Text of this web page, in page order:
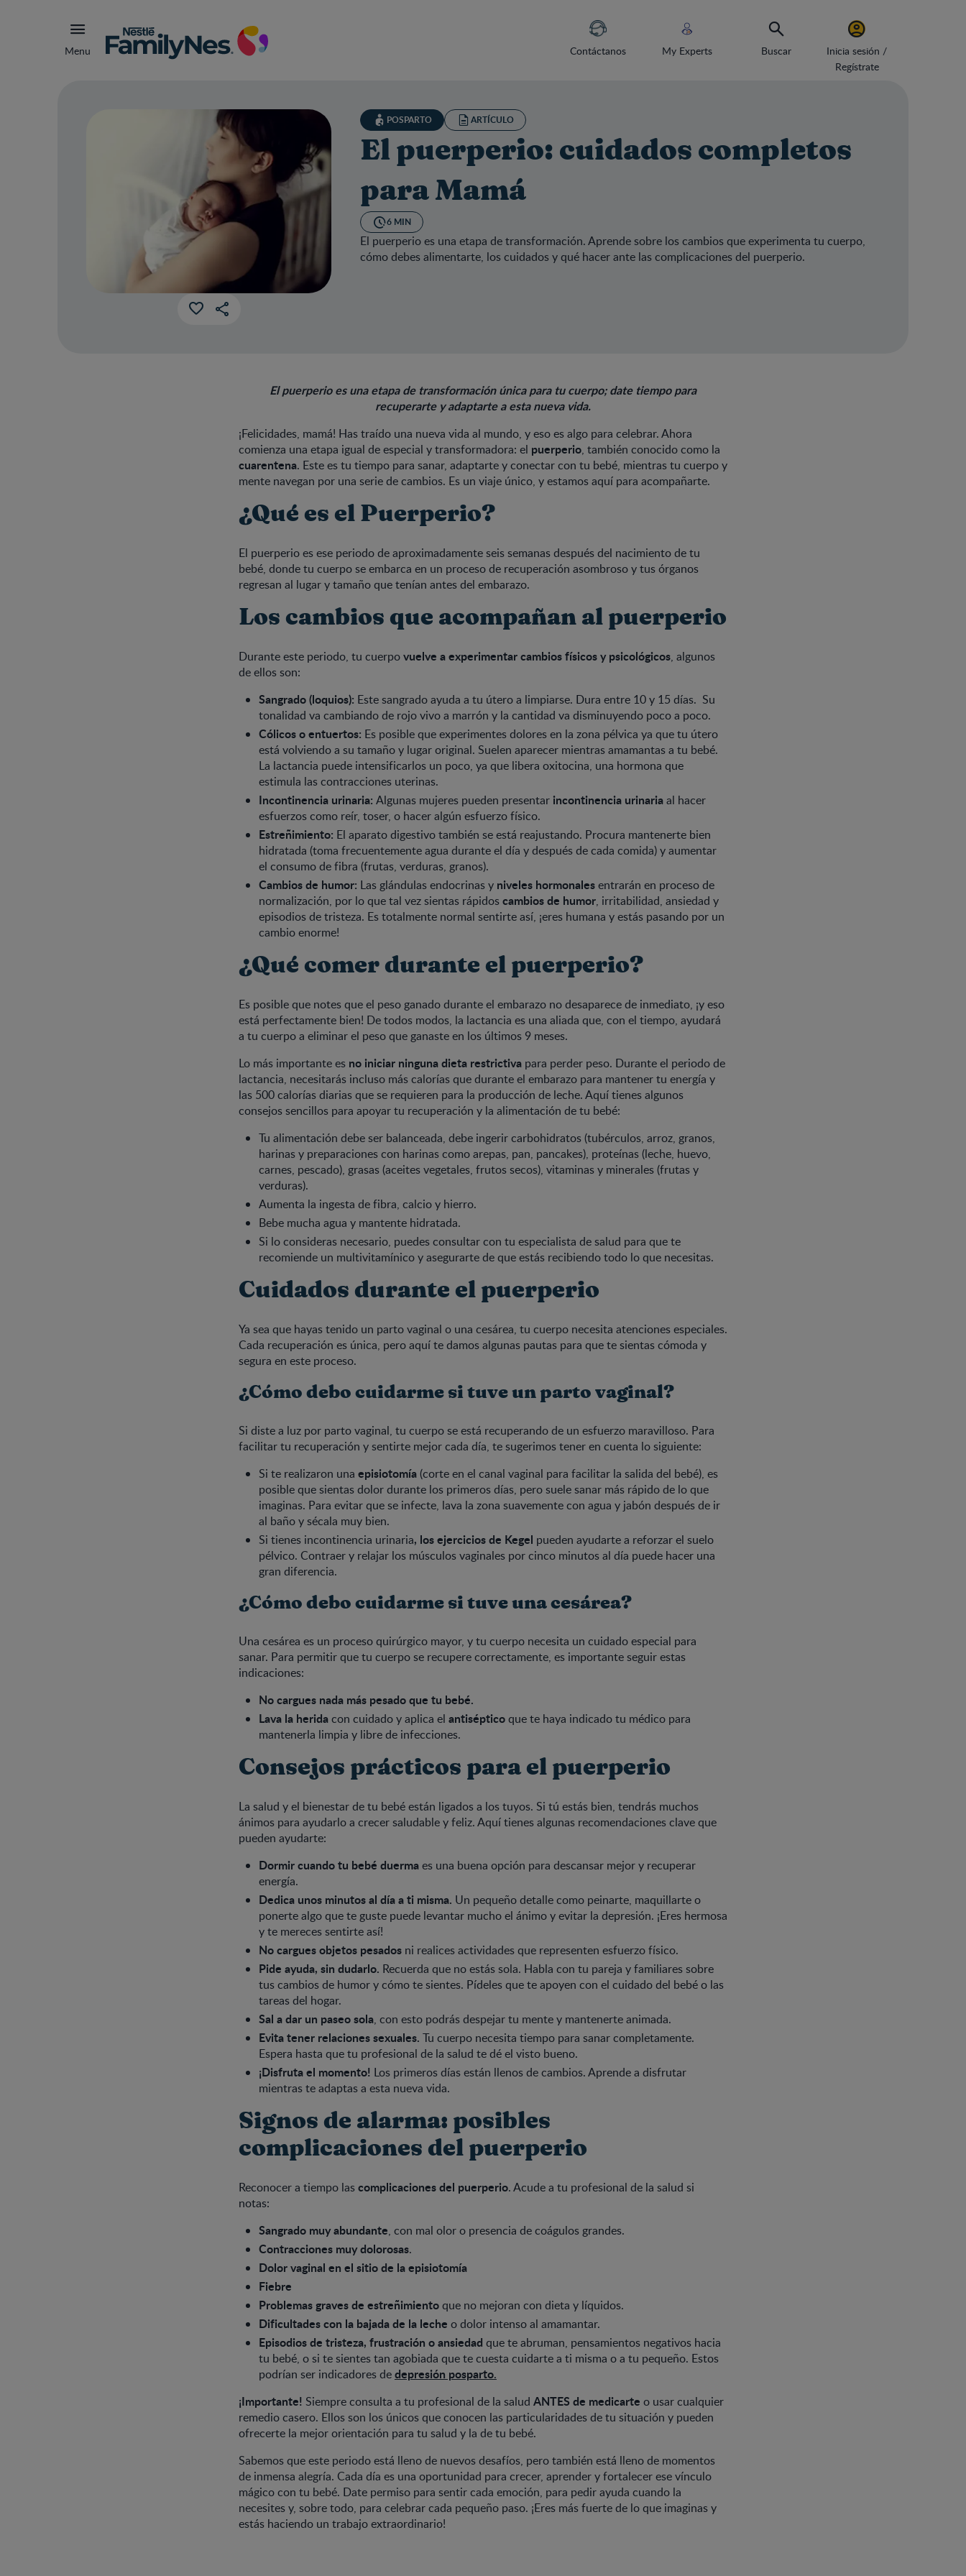
Menu Contáctanos My Experts Buscar
Inicia sesión /
Regístrate
POSPARTO ARTÍCULO
El puerperio: cuidados completos
para Mamá
6 MIN
El puerperio es una etapa de transformación. Aprende sobre los cambios que experimenta tu cuerpo,
cómo debes alimentarte, los cuidados y qué hacer ante las complicaciones del puerperio.
El puerperio es una etapa de transformación única para tu cuerpo; date tiempo para
recuperarte y adaptarte a esta nueva vida.
¡Felicidades, mamá! Has traído una nueva vida al mundo, y eso es algo para celebrar. Ahora
comienza una etapa igual de especial y transformadora: el puerperio, también conocido como la
cuarentena. Este es tu tiempo para sanar, adaptarte y conectar con tu bebé, mientras tu cuerpo y
mente navegan por una serie de cambios. Es un viaje único, y estamos aquí para acompañarte.
¿Qué es el Puerperio?
El puerperio es ese periodo de aproximadamente seis semanas después del nacimiento de tu
bebé, donde tu cuerpo se embarca en un proceso de recuperación asombroso y tus órganos
regresan al lugar y tamaño que tenían antes del embarazo.
Los cambios que acompañan al puerperio
Durante este periodo, tu cuerpovuelve a experimentar cambios físicos y psicológicos, algunos
de ellos son:
Sangrado (loquios): Este sangrado ayuda a tu útero a limpiarse. Dura entre 10 y 15 días. Su
tonalidad va cambiando de rojo vivo a marrón y la cantidad va disminuyendo poco a poco.
Cólicos o entuertos: Es posible que experimentes dolores en la zona pélvica ya que tu útero
está volviendo a su tamaño y lugar original. Suelen aparecer mientras amamantas a tu bebé.
La lactancia puede intensificarlos un poco, ya que libera oxitocina, una hormona que
estimula las contracciones uterinas.
Incontinencia urinaria: Algunas mujeres pueden presentar incontinencia urinariaal hacer
esfuerzos como reír, toser, o hacer algún esfuerzo físico.
Estreñimiento: El aparato digestivo también se está reajustando. Procura mantenerte bien
hidratada (toma frecuentemente agua durante el día y después de cada comida) y aumentar
el consumo de fibra (frutas, verduras, granos).
Cambios de humor: Las glándulas endocrinas yniveles hormonalesentrarán en proceso de
normalización, por lo que tal vez sientas rápidoscambios de humor, irritabilidad, ansiedad y
episodios de tristeza. Es totalmente normal sentirte así, ¡eres humana y estás pasando por un
cambio enorme!
¿Qué comer durante el puerperio?
Es posible que notes que el peso ganado durante el embarazo no desaparece de inmediato, ¡y eso
está perfectamente bien! De todos modos, la lactancia es una aliada que, con el tiempo, ayudará
a tu cuerpo a eliminar el peso que ganaste en los últimos 9 meses.
Lo más importante es no iniciar ninguna dieta restrictivapara perder peso. Durante el periodo de
lactancia, necesitarás incluso más calorías que durante el embarazo para mantener tu energía y
las 500 calorías diarias que se requieren para la producción de leche. Aquí tienes algunos
consejos sencillos para apoyar tu recuperación y la alimentación de tu bebé:
Tu alimentación debe ser balanceada, debe ingerir carbohidratos (tubérculos, arroz, granos,
harinas y preparaciones con harinas como arepas, pan, pancakes), proteínas (leche, huevo,
carnes, pescado), grasas (aceites vegetales, frutos secos), vitaminas y minerales (frutas y
verduras).
Aumenta la ingesta de fibra, calcio y hierro.
Bebe mucha agua y mantente hidratada.
Si lo consideras necesario, puedes consultar con tu especialista de salud para que te
recomiende un multivitamínico y asegurarte de que estás recibiendo todo lo que necesitas.
Cuidados durante el puerperio
Ya sea que hayas tenido un parto vaginal o una cesárea, tu cuerpo necesita atenciones especiales.
Cada recuperación es única, pero aquí te damos algunas pautas para que te sientas cómoda y
segura en este proceso.
¿Cómo debo cuidarme si tuve un parto vaginal?
Si diste a luz por parto vaginal, tu cuerpo se está recuperando de un esfuerzo maravilloso. Para
facilitar tu recuperación y sentirte mejor cada día, te sugerimos tener en cuenta lo siguiente:
Si te realizaron una episiotomía(corte en el canal vaginal para facilitar la salida del bebé), es
posible que sientas dolor durante los primeros días, pero suele sanar más rápido de lo que
imaginas. Para evitar que se infecte, lava la zona suavemente con agua y jabón después de ir
al baño y sécala muy bien.
Si tienes incontinencia urinaria, los ejercicios de Kegel pueden ayudarte a reforzar el suelo
pélvico. Contraer y relajar los músculos vaginales por cinco minutos al día puede hacer una
gran diferencia.
¿Cómo debo cuidarme si tuve una cesárea?
Una cesárea es un proceso quirúrgico mayor, y tu cuerpo necesita un cuidado especial para
sanar. Para permitir que tu cuerpo se recupere correctamente, es importante seguir estas
indicaciones:
No cargues nada más pesado que tu bebé.
Lava la heridacon cuidado y aplica el antisépticoque te haya indicado tu médico para
mantenerla limpia y libre de infecciones.
Consejos prácticos para el puerperio
La salud y el bienestar de tu bebé están ligados a los tuyos. Si tú estás bien, tendrás muchos
ánimos para ayudarlo a crecer saludable y feliz. Aquí tienes algunas recomendaciones clave que
pueden ayudarte:
Dormir cuando tu bebé duermaes una buena opción para descansar mejor y recuperar
energía.
Dedica unos minutos al día a ti misma. Un pequeño detalle como peinarte, maquillarte o
ponerte algo que te guste puede levantar mucho el ánimo y evitar la depresión. ¡Eres hermosa
y te mereces sentirte así!
No cargues objetos pesados ni realices actividades que representen esfuerzo físico.
Pide ayuda, sin dudarlo. Recuerda que no estás sola. Habla con tu pareja y familiares sobre
tus cambios de humor y cómo te sientes. Pídeles que te apoyen con el cuidado del bebé o las
tareas del hogar.
Sal a dar un paseo sola, con esto podrás despejar tu mente y mantenerte animada.
Evita tener relaciones sexuales. Tu cuerpo necesita tiempo para sanar completamente.
Espera hasta que tu profesional de la salud te dé el visto bueno.
¡Disfruta el momento! Los primeros días están llenos de cambios. Aprende a disfrutar
mientras te adaptas a esta nueva vida.
Signos de alarma: posibles
complicaciones del puerperio
Reconocer a tiempo lascomplicaciones del puerperio. Acude a tu profesional de la salud si
notas:
Sangrado muy abundante, con mal olor o presencia de coágulos grandes.
Contracciones muy dolorosas.
Dolor vaginal en el sitio de la episiotomía
Fiebre
Problemas graves de estreñimientoque no mejoran con dieta y líquidos.
Dificultades con la bajada de la leche o dolor intenso al amamantar.
Episodios de tristeza, frustración o ansiedad que te abruman, pensamientos negativos hacia
tu bebé, o si te sientes tan agobiada que te cuesta cuidarte a ti misma o a tu pequeño. Estos
podrían ser indicadores dedepresión posparto.
¡Importante! Siempre consulta a tu profesional de la salud ANTES de medicarte o usar cualquier
remedio casero. Ellos son los únicos que conocen las particularidades de tu situación y pueden
ofrecerte la mejor orientación para tu salud y la de tu bebé.
Sabemos que este periodo está lleno de nuevos desafíos, pero también está lleno de momentos
de inmensa alegría. Cada día es una oportunidad para crecer, aprender y fortalecer ese vínculo
mágico con tu bebé. Date permiso para sentir cada emoción, para pedir ayuda cuando la
necesites y, sobre todo, para celebrar cada pequeño paso. ¡Eres más fuerte de lo que imaginas y
estás haciendo un trabajo extraordinario!